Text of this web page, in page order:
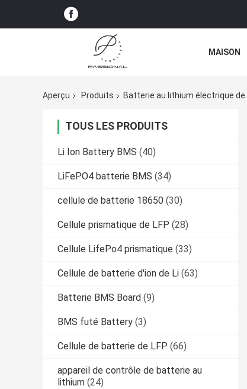
MAISON
Aperçu Produits Batterie au lithium électrique
TOUS LES PRODUITS
Li Ion Battery BMS (40)
LiFePO4 batterie BMS (34)
cellule de batterie 18650 (30)
Cellule prismatique de LFP (28)
Cellule LifePo4 prismatique (33)
Cellule de batterie d'ion de Li (63)
Batterie BMS Board (9)
BMS futé Battery (3)
Cellule de batterie de LFP (66)
appareil de contrôle de batterie au
lithium (24)